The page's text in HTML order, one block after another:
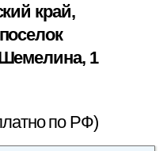
край,
1
по РФ)